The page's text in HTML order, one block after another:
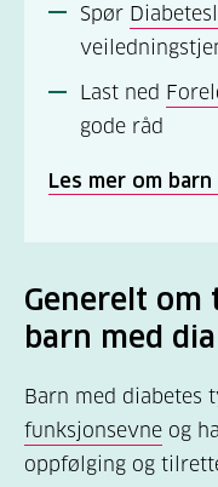
Spør
Last ned
gode råd
Les mer om
Generelt
barn med
Barn med diabetes
funksjonsevne og
oppfølging og